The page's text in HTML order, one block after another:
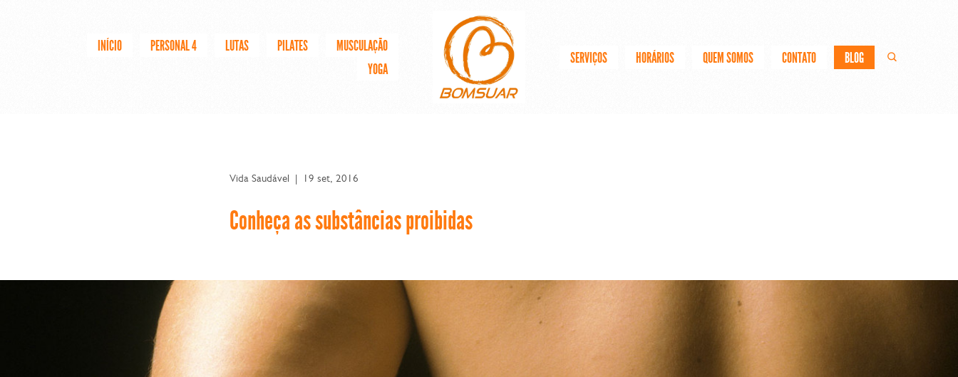
INÍCIO PERSONAL 4 LUTAS PILATES
MUSCULAÇÃO
YOGA
SERVIÇOS HORÁRIOS QUEM SOMOS CONTATO BLOG
Vida Saudável | 19 set, 2016
Conheça as substâncias proibidas